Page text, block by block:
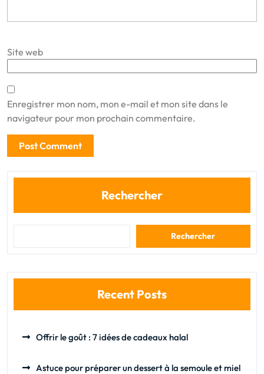
Site web
Enregistrer mon nom, mon e-mail et mon site dans le
navigateur pour mon prochain commentaire.
Rechercher
Rechercher
Recent Posts
Offrir le goût : 7 idées de cadeaux halal
Astuce pour préparer un dessert à la semoule et miel